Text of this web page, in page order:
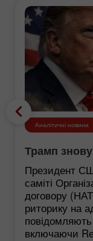
Аналітичні новини
Трамп
Президент
саміті
договору
риторику на
включаючи